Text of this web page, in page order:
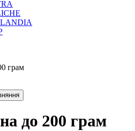
грам
до 200 грам